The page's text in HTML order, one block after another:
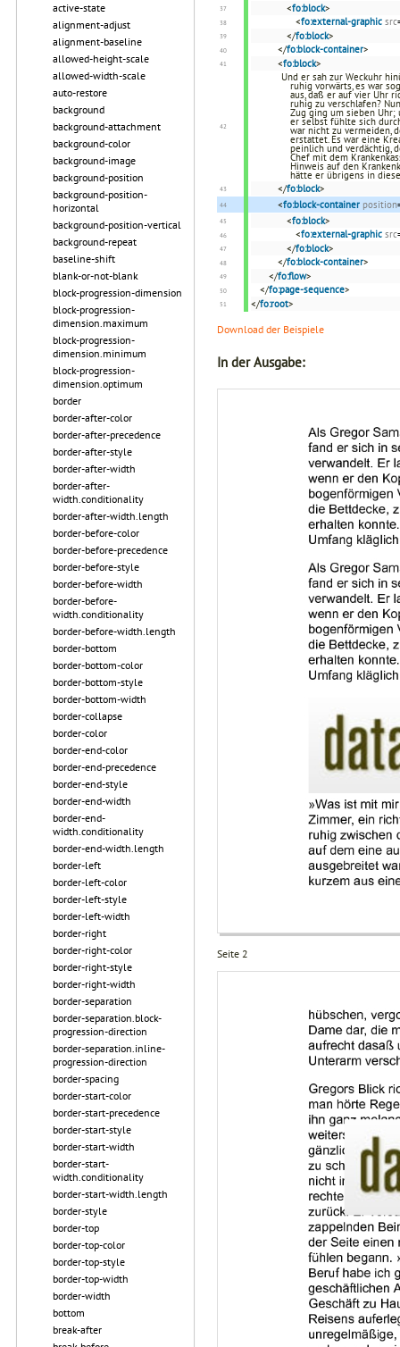
active-state
alignment-adjust
alignment-baseline
allowed-height-scale
allowed-width-scale
auto-restore
background
background-attachment
background-color
background-image
background-position
background-position-
horizontal
background-position-vertical
background-repeat
baseline-shift
blank-or-not-blank
block-progression-dimension
block-progression-
dimension.maximum
block-progression-
dimension.minimum
block-progression-
dimension.optimum
border
border-after-color
border-after-precedence
border-after-style
border-after-width
border-after-
width.conditionality
border-after-width.length
border-before-color
border-before-precedence
border-before-style
border-before-width
border-before-
width.conditionality
border-before-width.length
border-bottom
border-bottom-color
border-bottom-style
border-bottom-width
border-collapse
border-color
border-end-color
border-end-precedence
border-end-style
border-end-width
border-end-
width.conditionality
border-end-width.length
border-left
border-left-color
border-left-style
border-left-width
border-right
border-right-color
border-right-style
border-right-width
border-separation
border-separation.block-
progression-direction
border-separation.inline-
progression-direction
border-spacing
border-start-color
border-start-precedence
border-start-style
border-start-width
border-start-
width.conditionality
border-start-width.length
border-style
border-top
border-top-color
border-top-style
border-top-width
border-width
bottom
break-after
<fo:block>
<fo:external-graphic src
</fo:block>
</fo:block-container>
<fo:block>
Und er sah zur Weckuhr
ruhig vorwärts, es war
aus, daß er auf vier Uhr
ruhig zu verschlafen?
Zug ging um sieben Uhr;
er selbst fühlte sich
war nicht zu vermeiden,
erstattet. Es war eine
peinlich und verdächtig,
Chef mit dem
Hinweis auf den
hätte er übrigens in
</fo:block>
<fo:block-container position
<fo:block>
<fo:external-graphic src
</fo:block>
</fo:block-container>
</fo:flow>
</fo:page-sequence>
</fo:root>
Download der Beispiele
In der Ausgabe:
Seite 2